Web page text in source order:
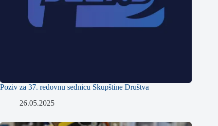
Poziv za 37. redovnu sednicu Skupštine Društva
26.05.2025